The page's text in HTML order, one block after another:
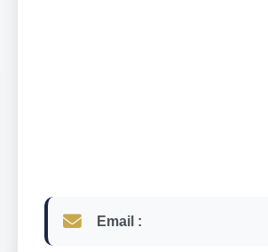
Email :